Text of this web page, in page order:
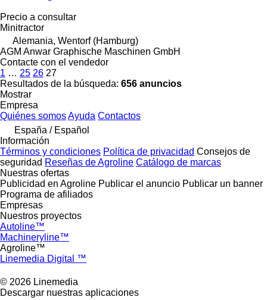
Precio a consultar
Minitractor
Alemania, Wentorf (Hamburg)
AGM Anwar Graphische Maschinen GmbH
Contacte con el vendedor
1 … 25 26 27
Resultados de la búsqueda: 656 anuncios
Mostrar
Empresa
Quiénes somosAyuda Contactos
España / Español
Información
Términos y condiciones Política de privacidad Consejos de
seguridad Reseñas de Agroline Catálogo de marcas
Nuestras ofertas
Publicidad en Agroline Publicar el anuncio Publicar un banner
Programa de afiliados
Empresas
Nuestros proyectos
Autoline™
Machineryline™
Agroline™
Linemedia Digital ™
© 2026 Linemedia
Descargar nuestras aplicaciones